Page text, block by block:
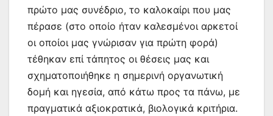
πρώτο μας συνέδριο, το καλοκαίρι που μας
πέρασε (στο οποίο ήταν καλεσμένοι αρκετοί
οι οποίοι μας γνώρισαν για πρώτη φορά)
τέθηκαν επί τάπητος οι θέσεις μας και
σχηματοποιήθηκε η σημερινή οργανωτική
δομή και ηγεσία, από κάτω προς τα πάνω, με
πραγματικά αξιοκρατικά, βιολογικά κριτήρια.